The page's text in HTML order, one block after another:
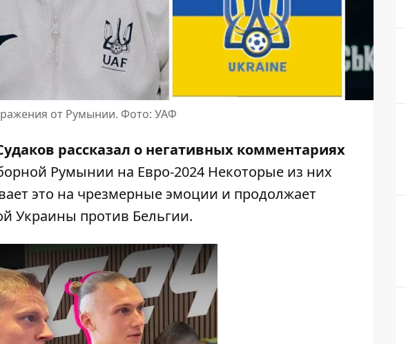
от Румынии. Фото: УАФ
рассказал о негативных комментариях
Румынии на Евро-2024 Некоторые из них
это на чрезмерные эмоции и продолжает
Украины против Бельгии.